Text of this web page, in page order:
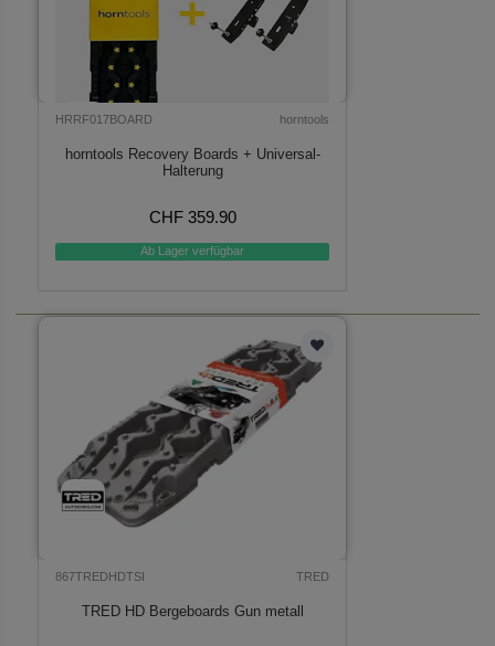
HRRF017BOARD horntools
horntools Recovery Boards + Universal-
Halterung
CHF 359.90
Ab Lager verfügbar
867TREDHDTSI TRED
TRED HD Bergeboards Gun metall